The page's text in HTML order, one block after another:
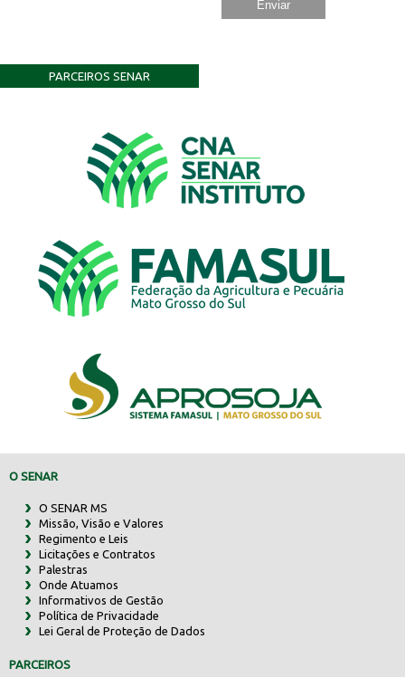
PARCEIROS SENAR
O SENAR
O SENAR MS
Missão, Visão e Valores
Regimento e Leis
Licitações e Contratos
Palestras
Onde Atuamos
Informativos de Gestão
Política de Privacidade
Lei Geral de Proteção de Dados
PARCEIROS